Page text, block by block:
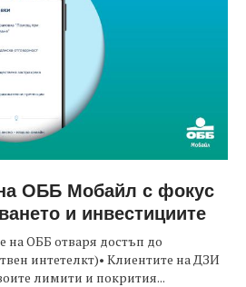
ОББ Мобайл с фокус
и инвестициите
на ОББ отваря достъп до
интетелкт)• Клиентите на ДЗИ
лимити и покрития...